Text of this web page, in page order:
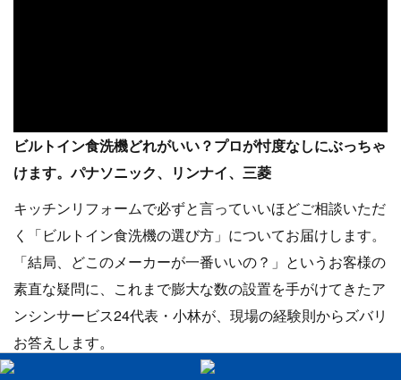
ビルトイン食洗機どれがいい？プロが忖度なしにぶっちゃ
けます。パナソニック、リンナイ、三菱
キッチンリフォームで必ずと言っていいほどご相談いただ
く「ビルトイン食洗機の選び方」についてお届けします。
「結局、どこのメーカーが一番いいの？」というお客様の
素直な疑問に、これまで膨大な数の設置を手がけてきたア
ンシンサービス24代表・小林が、現場の経験則からズバリ
お答えします。